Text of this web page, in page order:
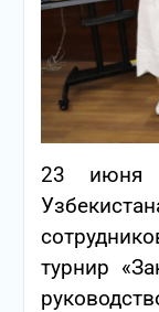
23 июня
турнир